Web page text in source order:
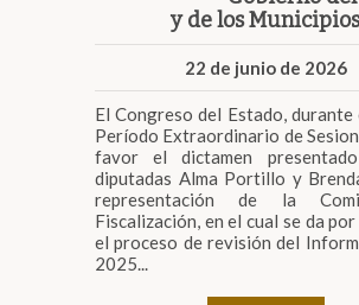
y de los Municipios
22 de junio de 2026
El Congreso del Estado,
Período Extraordinario de
favor el dictamen
diputadas Alma Portillo y
representación de la
Fiscalización, en el cual se da
el proceso de revisión del
2025...